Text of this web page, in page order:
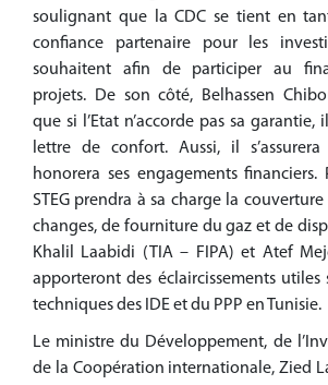
soulignant que la CDC se tient en
confiance partenaire pour les
souhaitent afin de participer au
projets. De son côté, Belhassen
que si l’Etat n’accorde pas sa garantie,
lettre de confort. Aussi, il
honorera ses engagements financiers.
STEG prendra à sa charge la
changes, de fourniture du gaz et de
Khalil Laabidi (TIA – FIPA) et Atef
apporteront des éclaircissements utiles
techniques des IDE et du PPP en Tunisie.
Le ministre du Développement, de
de la Coopération internationale, Zied